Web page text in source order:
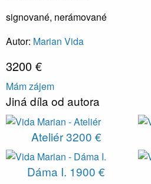
signované, nerámované
Autor: Marian Vida
3200 €
Mám zájem
Jiná díla od autora
Ateliér3200 €
Dáma I. 1900 €